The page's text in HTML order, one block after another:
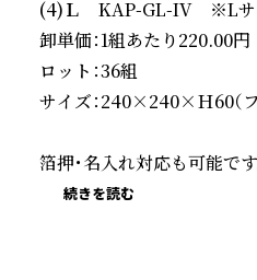
(4)Ｌ　KAP-GL-IV　※Lサ
卸単価：1組あたり220.00円
ロット：36組
サイズ：240×240×Ｈ60（
箔押・名入れ対応も可能です
続きを読む